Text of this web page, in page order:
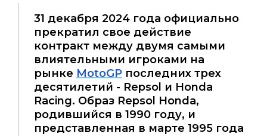
31 декабря 2024 года официально
прекратил свое действие
контракт между двумя самыми
влиятельными игроками на
рынке MotoGP последних трех
десятилетий - Repsol и Honda
Racing. Образ Repsol Honda,
родившийся в 1990 году, и
представленная в марте 1995 года